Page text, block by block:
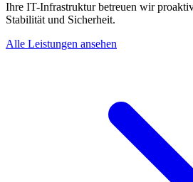
Ihre IT-Infrastruktur betreuen wir
Stabilität und Sicherheit.
Alle Leistungen ansehen